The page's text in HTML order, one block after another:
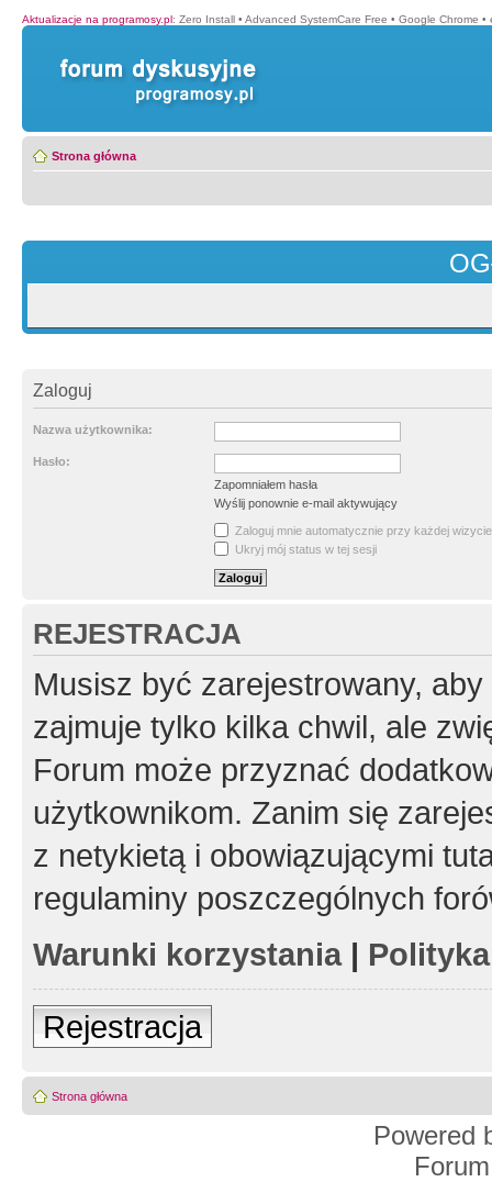
Aktualizacje na programosy.pl: Zero Install • Advanced SystemCare Free • Google Chrome •
Strona główna
Zaloguj
Nazwa użytkownika:
Hasło:
Zapomniałem hasła
Wyślij ponownie e-mail aktywujący
Zaloguj mnie automatycznie przy każdej wizycie
Ukryj mój status w tej sesji
REJESTRACJA
Musisz być zarejestrowany,
zajmuje tylko kilka chwil, ale
Forum może przyznać
użytkownikom. Zanim się
z netykietą i obowiązującymi
regulaminy poszczególnych
Warunki korzystania|
Rejestracja
Strona główna
Powered